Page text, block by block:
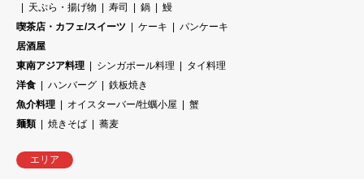
天ぷら・揚げ物
寿司 鍋
鰻
喫茶店・カフェ/スイーツ
ケーキ
パンケーキ
居酒屋
東南アジア料理
シンガポール料理
タイ料理
洋食
ハンバーグ
鉄板焼き
魚介料理
オイスターバー/牡蠣小屋
蟹
麺類
焼きそば 蕎麦
エリア